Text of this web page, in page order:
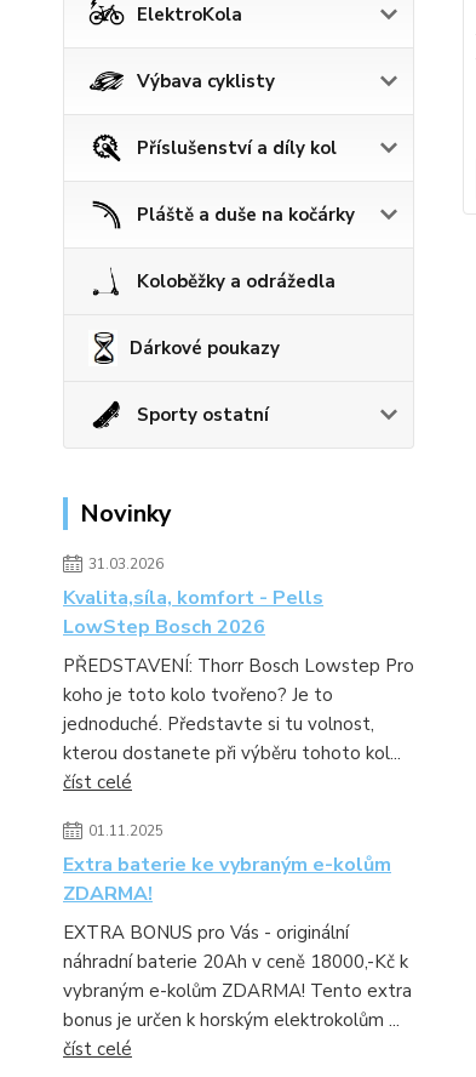
ElektroKola
Výbava cyklisty
Příslušenství a díly kol
Pláště a duše na kočárky
Koloběžky a odrážedla
Dárkové poukazy
Sporty ostatní
Novinky
31.03.2026
Kvalita,síla, komfort - Pells
LowStep Bosch 2026
PŘEDSTAVENÍ: Thorr Bosch Lowstep Pro
koho je toto kolo tvořeno? Je to
jednoduché. Představte si tu volnost,
kterou dostanete při výběru tohoto kol...
číst celé
01.11.2025
Extra baterie ke vybraným e-kolům
ZDARMA!
EXTRA BONUS pro Vás - originální
náhradní baterie 20Ah v ceně 18000,-Kč k
vybraným e-kolům ZDARMA! Tento extra
bonus je určen k horským elektrokolům ...
číst celé